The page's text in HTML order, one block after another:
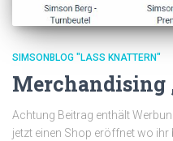
SIMSONBLOG "LASS KNATTERN"
Merchandising
Achtung Beitrag enthält
jetzt einen Shop eröffnet wo